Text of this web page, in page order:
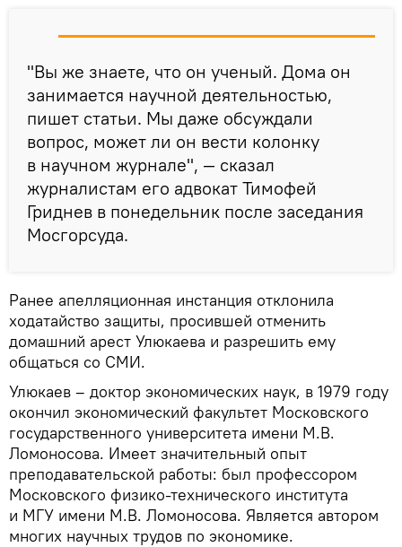
"Вы же знаете, что он ученый. Дома он
занимается научной деятельностью,
пишет статьи. Мы даже обсуждали
вопрос, может ли он вести колонку
в научном журнале", — сказал
журналистам его адвокат Тимофей
Гриднев в понедельник после заседания
Мосгорсуда.
Ранее апелляционная инстанция отклонила
ходатайство защиты, просившей отменить
домашний арест Улюкаева и разрешить ему
общаться со СМИ.
Улюкаев – доктор экономических наук, в 1979 году
окончил экономический факультет Московского
государственного университета имени М.В.
Ломоносова. Имеет значительный опыт
преподавательской работы: был профессором
Московского физико-технического института
и МГУ имени М.В. Ломоносова. Является автором
многих научных трудов по экономике.